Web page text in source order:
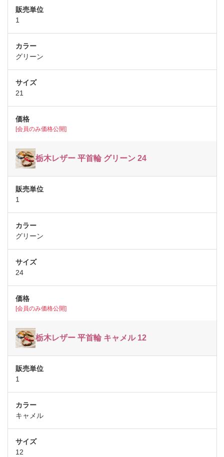
1
グリーン
21
[会員のみ価格公開]
栃木レザー 平首輪 グリーン 24
1
グリーン
24
[会員のみ価格公開]
栃木レザー 平首輪 キャメル 12
1
キャメル
12